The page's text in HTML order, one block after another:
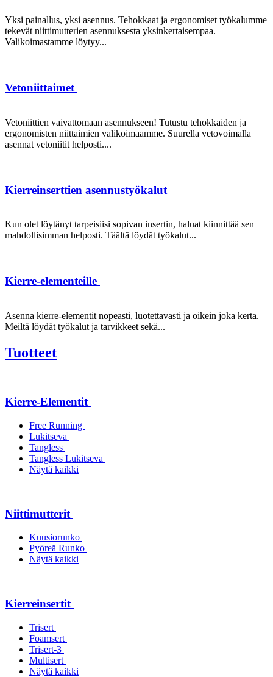
Yksi painallus, yksi asennus. Tehokkaat ja ergonomiset työkalumme
tekevät niittimutterien asennuksesta yksinkertaisempaa.
Valikoimastamme löytyy...
Vetoniittaimet
Vetoniittien vaivattomaan asennukseen! Tutustu tehokkaiden ja
ergonomisten niittaimien valikoimaamme. Suurella vetovoimalla
asennat vetoniitit helposti....
Kierreinserttien asennustyökalut
Kun olet löytänyt tarpeisiisi sopivan insertin, haluat kiinnittää sen
mahdollisimman helposti. Täältä löydät työkalut...
Kierre-elementeille
Asenna kierre-elementit nopeasti, luotettavasti ja oikein joka kerta.
Meiltä löydät työkalut ja tarvikkeet sekä...
Tuotteet
Kierre-Elementit
Free Running
Lukitseva
Tangless
Tangless Lukitseva
Näytä kaikki
Niittimutterit
Kuusiorunko
Pyöreä Runko
Näytä kaikki
Kierreinsertit
Trisert
Foamsert
Trisert-3
Multisert
Näytä kaikki